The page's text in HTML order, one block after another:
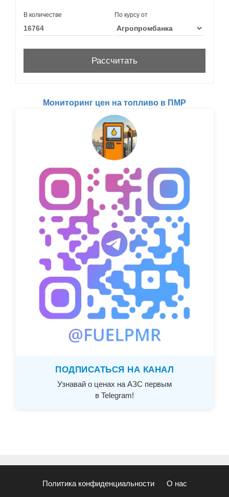
В количестве По курсу от
Мониторинг цен на топливо в ПМР
ПОДПИСАТЬСЯ НА КАНАЛ
Узнавай о ценах на АЗС первым
в Telegram!
Политика конфиденциальности О нас